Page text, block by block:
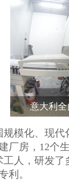
意大利
模化、现代
厂房，12个
人，研发了
利。